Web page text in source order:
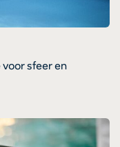
sfeer en